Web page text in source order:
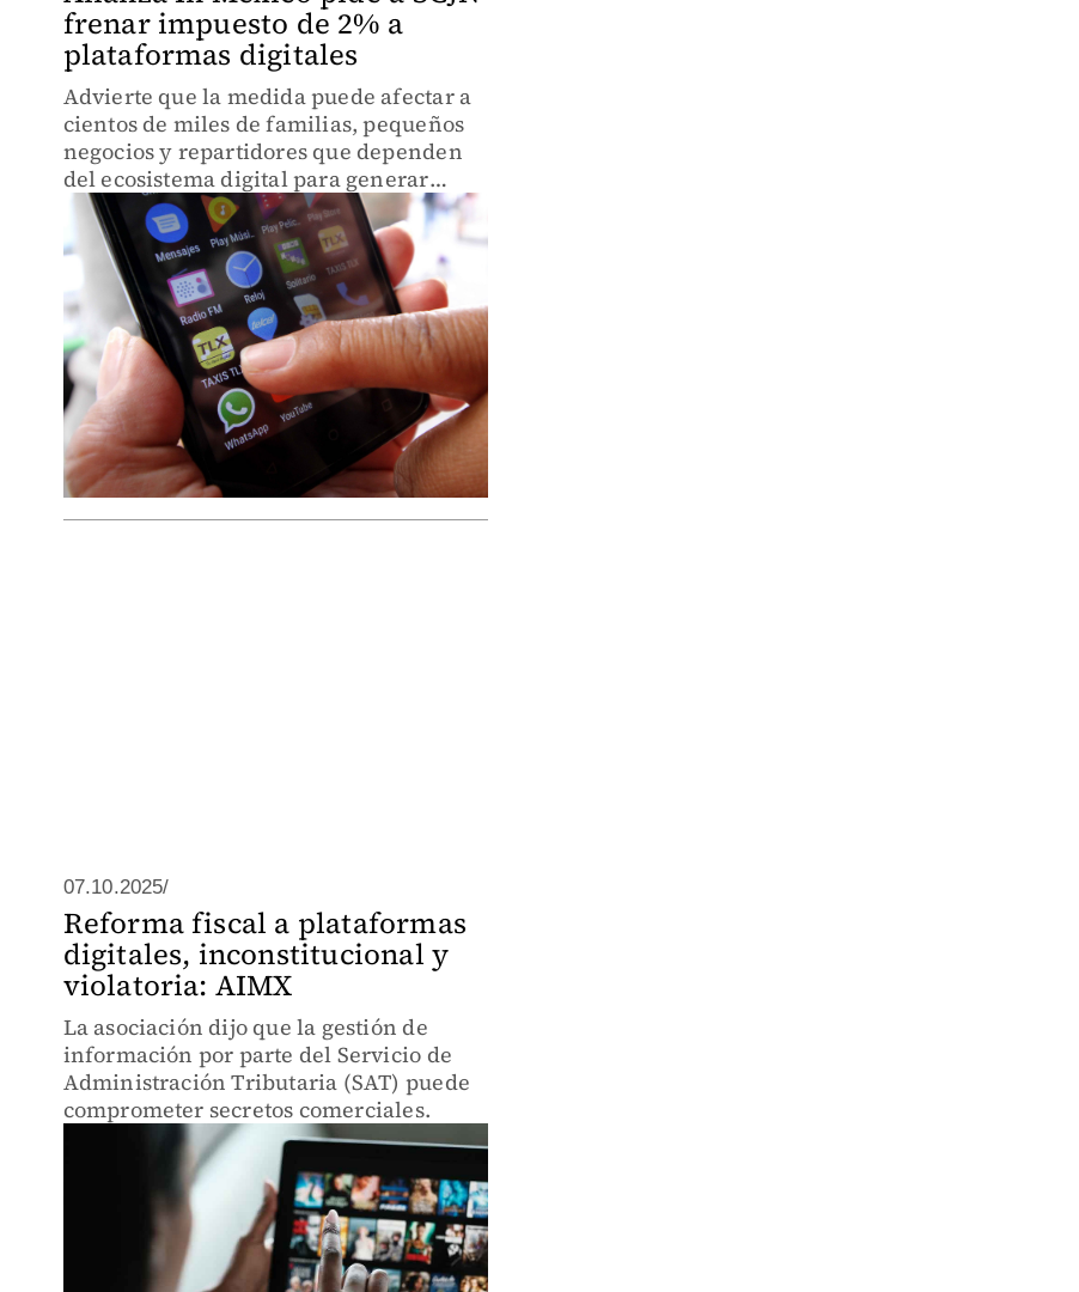
frenar impuesto de 2% a
plataformas digitales
Advierte que la medida puede afectar a
cientos de miles de familias, pequeños
negocios y repartidores que dependen
del ecosistema digital para generar
ingresos.
07.10.2025/
Reforma fiscal a plataformas
digitales, inconstitucional y
violatoria: AIMX
La asociación dijo que la gestión de
información por parte del Servicio de
Administración Tributaria (SAT) puede
comprometer secretos comerciales.